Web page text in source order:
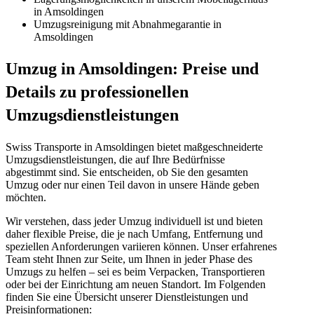
in Amsoldingen
Umzugsreinigung mit Abnahmegarantie in
Amsoldingen
Umzug in Amsoldingen: Preise und
Details zu professionellen
Umzugsdienstleistungen
Swiss Transporte in Amsoldingen bietet maßgeschneiderte
Umzugsdienstleistungen, die auf Ihre Bedürfnisse
abgestimmt sind. Sie entscheiden, ob Sie den gesamten
Umzug oder nur einen Teil davon in unsere Hände geben
möchten.
Wir verstehen, dass jeder Umzug individuell ist und bieten
daher flexible Preise, die je nach Umfang, Entfernung und
speziellen Anforderungen variieren können. Unser erfahrenes
Team steht Ihnen zur Seite, um Ihnen in jeder Phase des
Umzugs zu helfen – sei es beim Verpacken, Transportieren
oder bei der Einrichtung am neuen Standort. Im Folgenden
finden Sie eine Übersicht unserer Dienstleistungen und
Preisinformationen: